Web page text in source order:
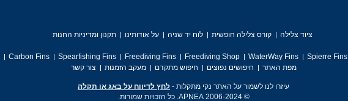
ציוד צלילה קורס צלילה חופשית לוח יד שניה על אודותינו תקנון ומדיניות החנות
Spierre Fins
WaterWay Fins
Freediving Shop
Freediving Fins
Spearfishing Fins
Carbon Fins
מפת האתר
חיפושים נפוצים חיפוש מתקדם מעקב הזמנות צור קשר
עיזרו לנו לשמור על האתר נקי מתקלות - לחץ לדיווח על באג או תקלה
© 2006-2024 APNEA. כל הזכויות שמורות.